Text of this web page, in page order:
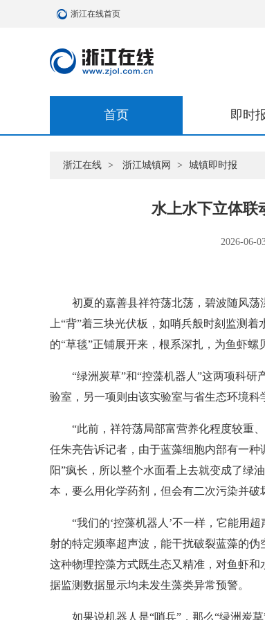
浙江在线首页
首页 即时
浙江在线 > 浙江城镇网 > 城镇即时报
水上水下立体联
2026-06-
初夏的嘉善县祥符荡北荡，碧波随风荡
上“背”着三块光伏板，如哨兵般时刻监测
的“草毯”正铺展开来，根系深扎，为鱼虾螺
“绿洲炭草”和“控藻机器人”这两项科研
验室，另一项则由该实验室与省生态环境科
“此前，祥符荡局部富营养化程度较重、
任朱亮告诉记者，由于蓝藻细胞内部有一
阳”疯长，所以整个水面看上去就变成了绿
本，要么用化学药剂，但会有二次污染并破
“我们的‘控藻机器人’不一样，它能用超
射的特定频率超声波，能干扰破裂蓝藻的伪
这种物理控藻方式既生态又精准，对鱼虾
据监测数据显示均未发生藻类异常预警。
如果说机器人是“哨兵”，那么“绿洲炭草